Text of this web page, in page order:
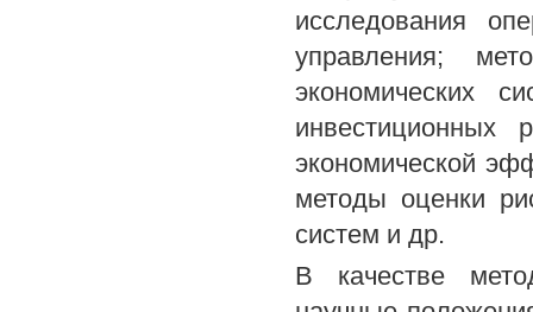
исследования
управления;
экономических
инвестиционных
экономической
методы оценки
систем и др.
В качестве